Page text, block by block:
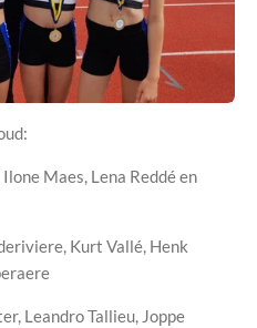
Maes, Lena Reddé en
Kurt Vallé, Henk
Leandro Tallieu, Joppe